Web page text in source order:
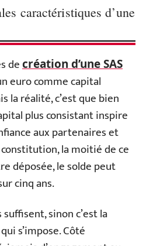
caractéristiques d’une
decréation d’une SAS
euro comme capital
la réalité, c’est que bien
plus consistant inspire
aux partenaires et
la moitié de ce
déposée, le solde peut
cinq ans.
sinon c’est la
s’impose. Côté